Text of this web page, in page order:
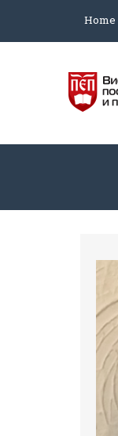
Home